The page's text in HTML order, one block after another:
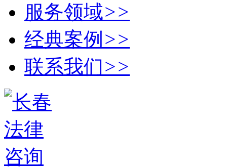
服务领域>>
经典案例 >>
联系我们>>